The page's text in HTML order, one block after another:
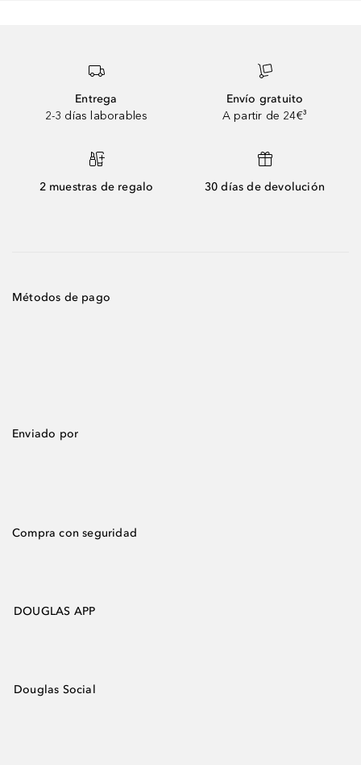
Entrega
2-3 días laborables
Envío gratuito
A partir de 24€³
2 muestras de regalo 30 días de devolución
Métodos de pago
Enviado por
Compra con seguridad
DOUGLAS APP
Douglas Social